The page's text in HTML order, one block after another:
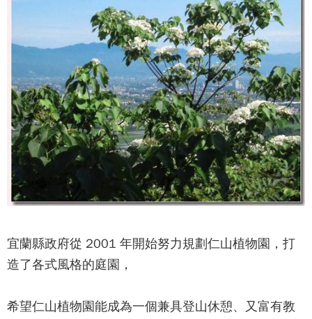
宜蘭縣政府從 2001 年開始努力規劃仁山植物園 ，打
造了各式風格的庭園，
希望仁山植物園能成為一個兼具登山休憩、又富有教